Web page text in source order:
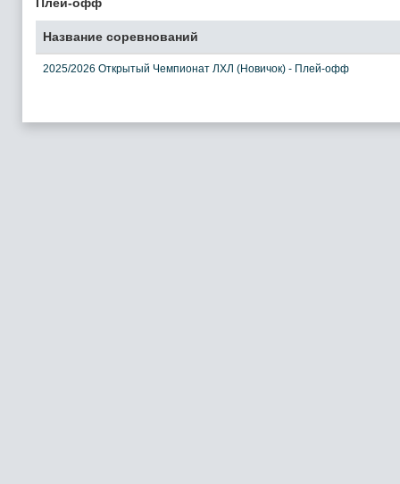
Название соревнований
2025/2026 Открытый Чемпионат ЛХЛ (Новичок) - Плей-офф